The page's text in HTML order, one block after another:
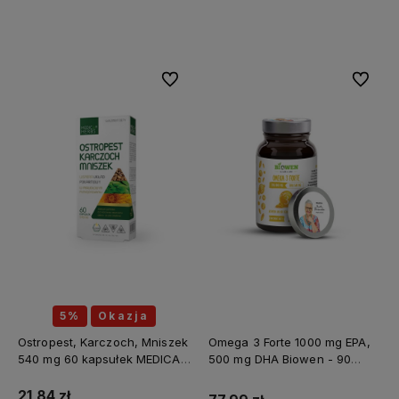
5% Okazja
Ostropest, Karczoch, Mniszek
540 mg 60 kapsułek MEDICA
Do ulubionych
Omega 3 Forte 1000 mg EPA,
500 mg DHA Biowen - 90
Do